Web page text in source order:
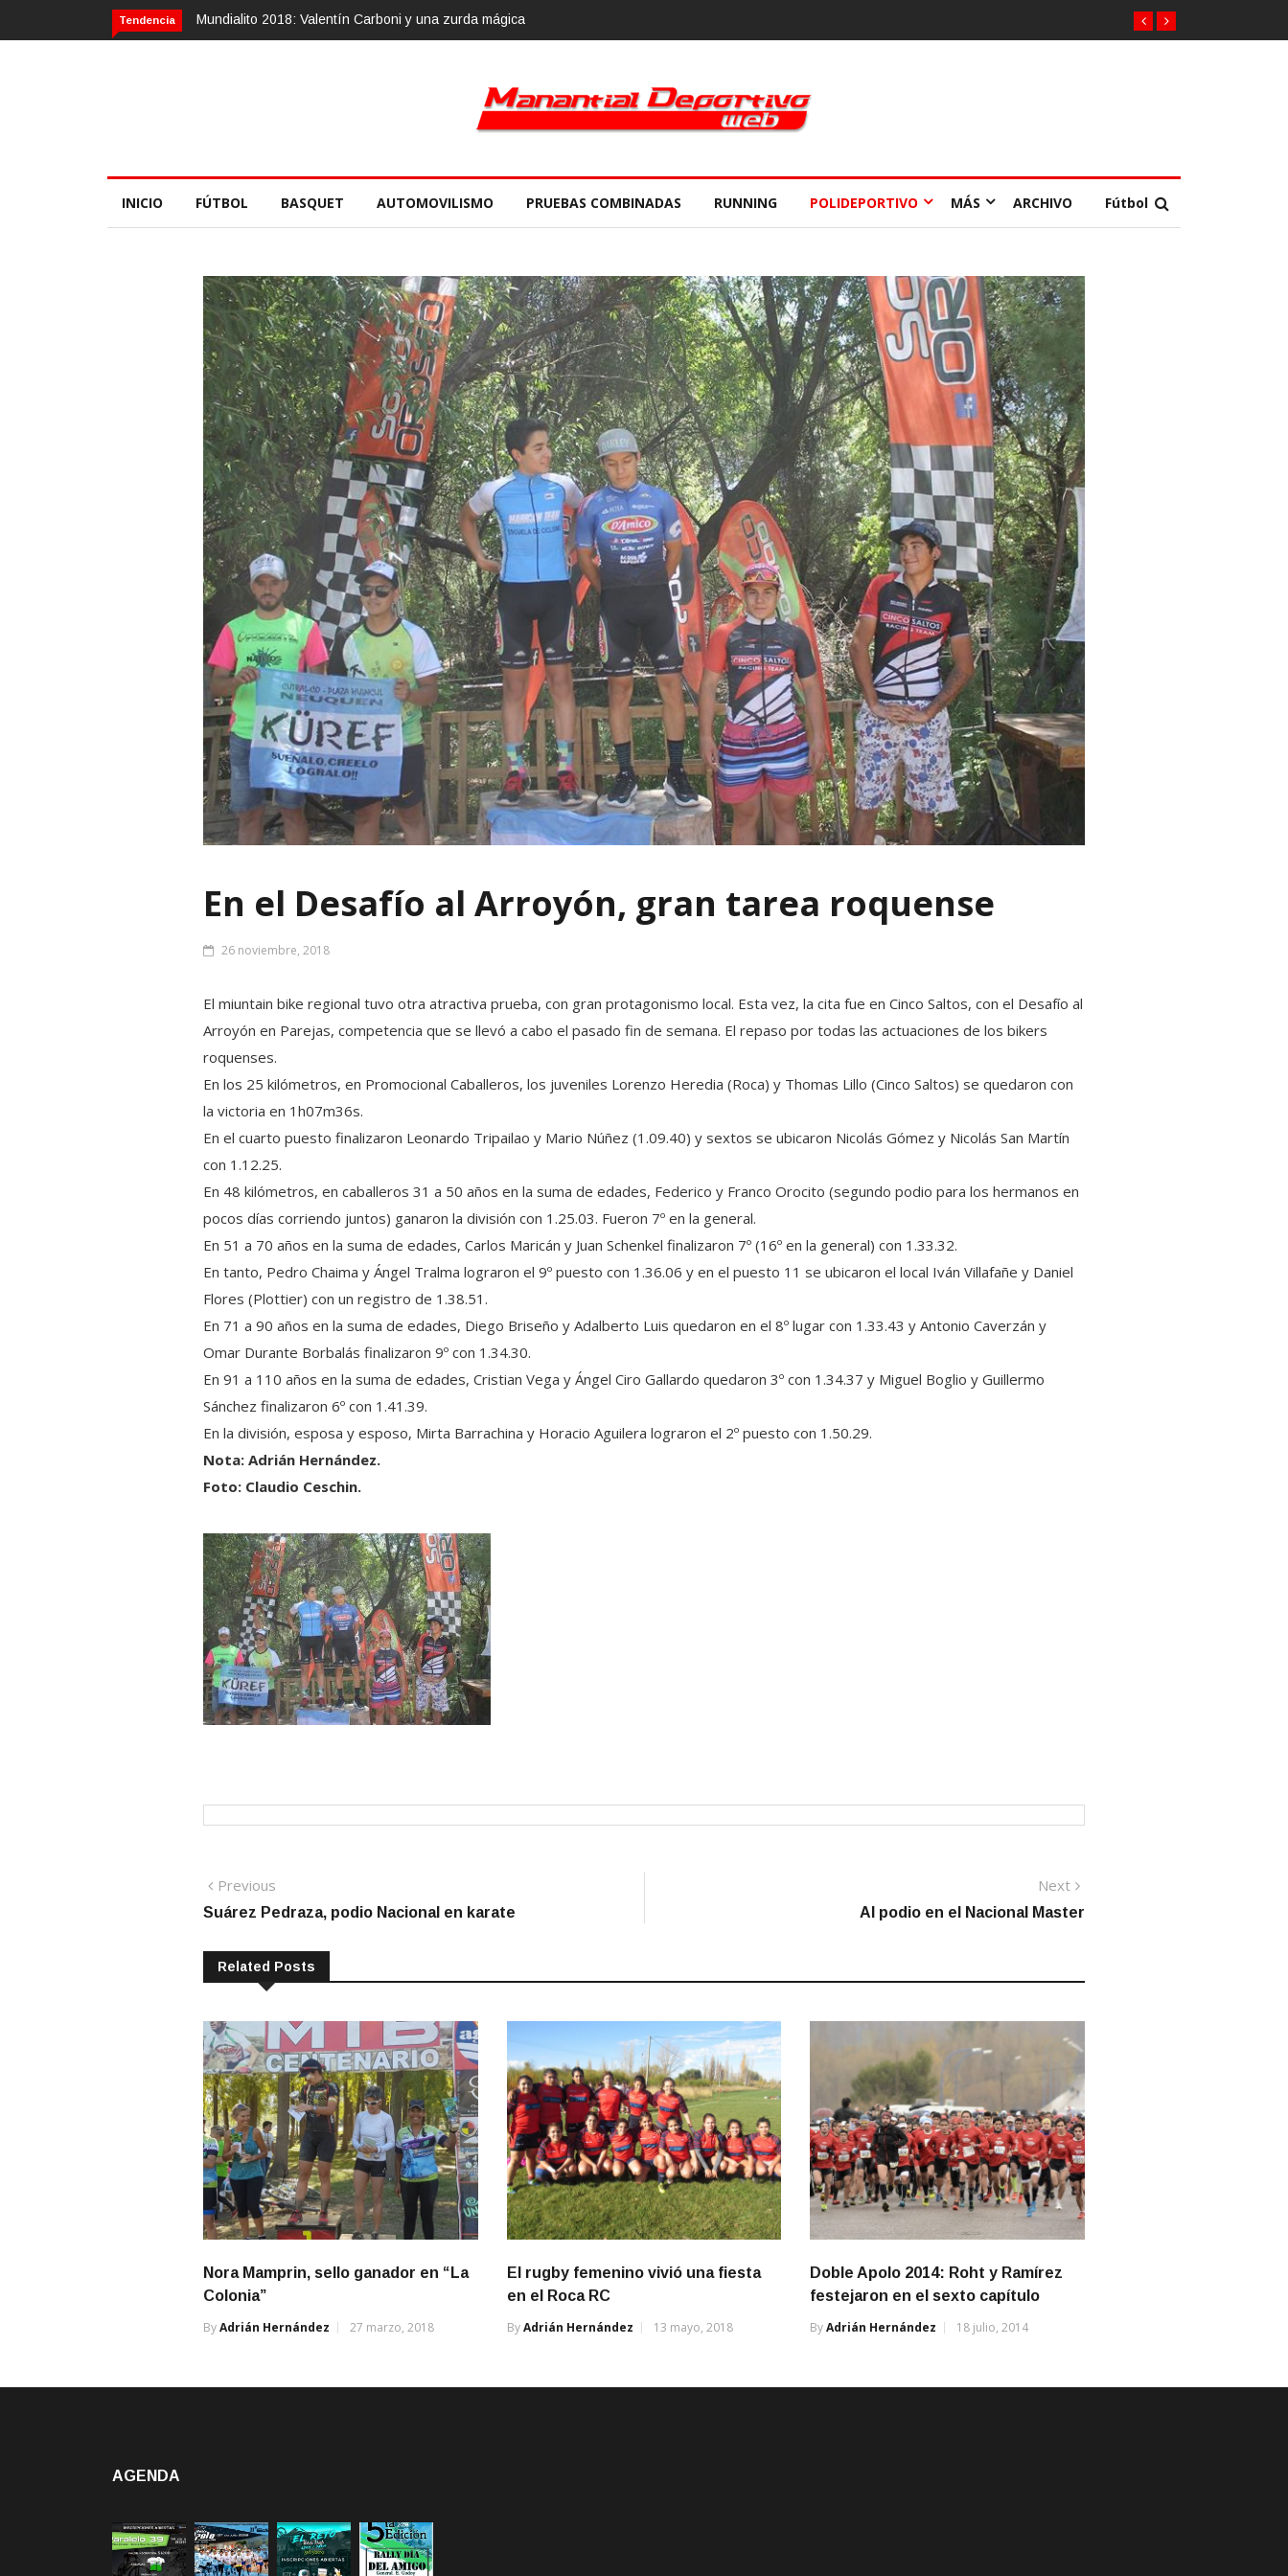
Tendencia
Valentín Carboni y una zurda mágicaCalvario Race 2018, 10 de noviembre
INICIO FÚTBOL BASQUET AUTOMOVILISMO PRUEBAS COMBINADAS RUNNING POLIDEPORTIVO MÁS ARCHIVO Fútbol
En el Desafío al Arroyón, gran tarea roquense
26 noviembre, 2018
El miuntain bike regional tuvo otra atractiva prueba, con gran protagonismo local. Esta vez, la cita fue en Cinco Saltos, con el Desafío al
Arroyón en Parejas, competencia que se llevó a cabo el pasado fin de semana. El repaso por todas las actuaciones de los bikers
roquenses.
En los 25 kilómetros, en Promocional Caballeros, los juveniles Lorenzo Heredia (Roca) y Thomas Lillo (Cinco Saltos) se quedaron con
la victoria en 1h07m36s.
En el cuarto puesto finalizaron Leonardo Tripailao y Mario Núñez (1.09.40) y sextos se ubicaron Nicolás Gómez y Nicolás San Martín
con 1.12.25.
En 48 kilómetros, en caballeros 31 a 50 años en la suma de edades, Federico y Franco Orocito (segundo podio para los hermanos en
pocos días corriendo juntos) ganaron la división con 1.25.03. Fueron 7º en la general.
En 51 a 70 años en la suma de edades, Carlos Maricán y Juan Schenkel finalizaron 7º (16º en la general) con 1.33.32.
En tanto, Pedro Chaima y Ángel Tralma lograron el 9º puesto con 1.36.06 y en el puesto 11 se ubicaron el local Iván Villafañe y Daniel
Flores (Plottier) con un registro de 1.38.51.
En 71 a 90 años en la suma de edades, Diego Briseño y Adalberto Luis quedaron en el 8º lugar con 1.33.43 y Antonio Caverzán y
Omar Durante Borbalás finalizaron 9º con 1.34.30.
En 91 a 110 años en la suma de edades, Cristian Vega y Ángel Ciro Gallardo quedaron 3º con 1.34.37 y Miguel Boglio y Guillermo
Sánchez finalizaron 6º con 1.41.39.
En la división, esposa y esposo, Mirta Barrachina y Horacio Aguilera lograron el 2º puesto con 1.50.29.
Nota: Adrián Hernández.
Foto: Claudio Ceschin.
Navegación
de
entradas
Previous
post:
Suárez Pedraza, podio Nacional en karate
Next
Al podio en el Nacional Master
Related Posts
Nora Mamprin, sello ganador en “La
Colonia”
ByAdrián Hernández 27 marzo, 2018
El rugby femenino vivió una fiesta
en el Roca RC
ByAdrián Hernández 13 mayo, 2018
Doble Apolo 2014: Roht y Ramírez
festejaron en el sexto capítulo
ByAdrián Hernández 18 julio, 2014
AGENDA